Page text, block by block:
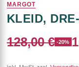
MARGOT
KLEID,
128,00 € -20%